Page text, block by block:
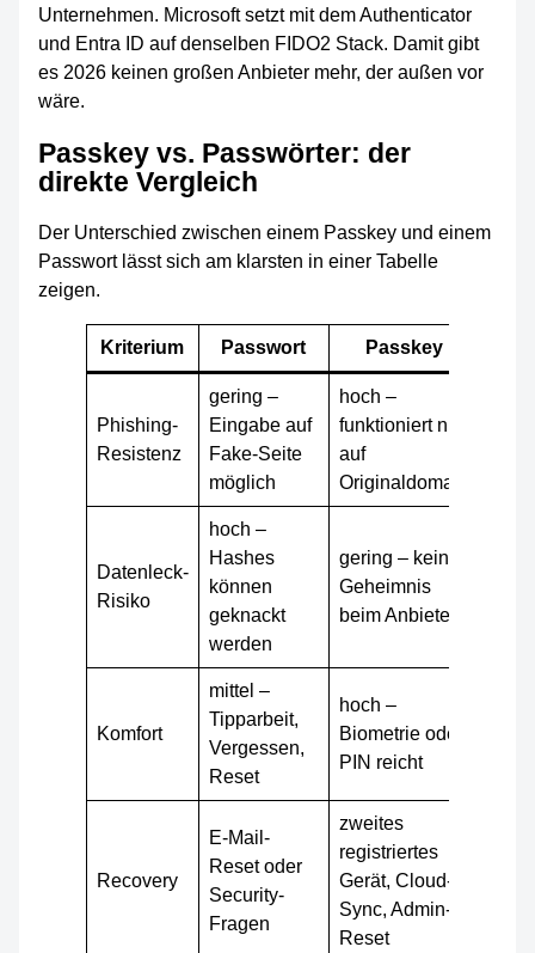
Unternehmen. Microsoft setzt mit dem Authenticator
und Entra ID auf denselben FIDO2 Stack. Damit gibt
es 2026 keinen großen Anbieter mehr, der außen vor
wäre.
Passkey vs. Passwörter: der
direkte Vergleich
Der Unterschied zwischen einem Passkey und einem
Passwort lässt sich am klarsten in einer Tabelle
zeigen.
Kriterium Passwort Passkey
Phishing-
Resistenz
gering –
Eingabe auf
Fake-Seite
möglich
hoch –
funktioniert nur
auf
Originaldomain
Datenleck-
Risiko
hoch –
Hashes
können
geknackt
werden
gering – kein
Geheimnis
beim Anbieter
Komfort
mittel –
Tipparbeit,
Vergessen,
Reset
hoch –
Biometrie oder
PIN reicht
Recovery
E-Mail-
Reset oder
Security-
Fragen
zweites
registriertes
Gerät, Cloud-
Sync, Admin-
Reset